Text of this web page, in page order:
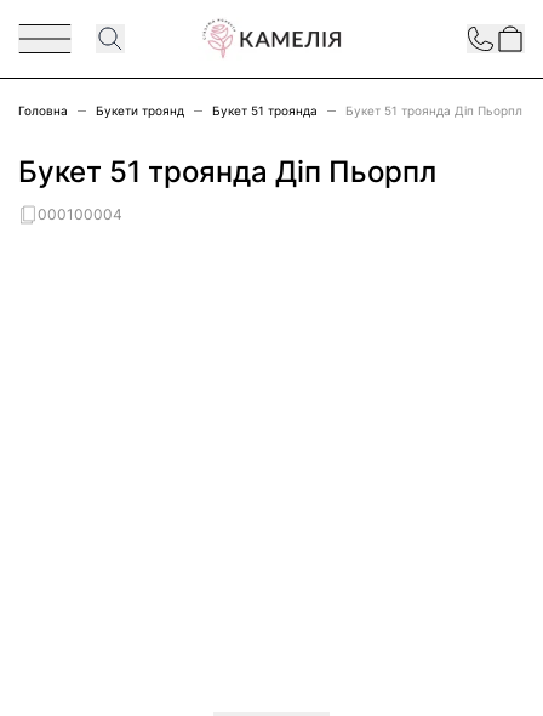
Contact
Головна Букети троянд Букет 51 троянда Букет 51 троянда Діп Пьорпл
Букет 51 троянда Діп Пьорпл
000100004